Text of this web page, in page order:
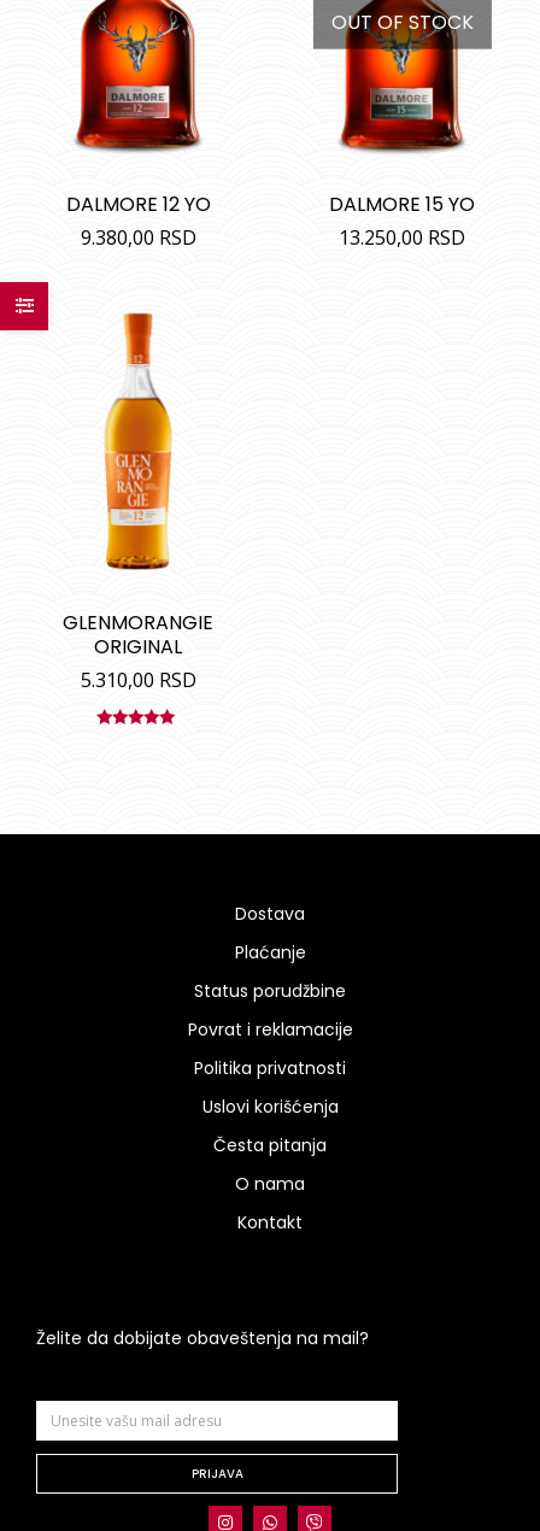
DALMORE 12 YO
9.380,00 RSD
OUT OF STOCK
DALMORE 15 YO
13.250,00 RSD
GLENMORANGIE
ORIGINAL
5.310,00 RSD
Dostava
Plaćanje
Status porudžbine
Povrat i reklamacije
Politika privatnosti
Uslovi korišćenja
Česta pitanja
O nama
Kontakt
Želite da dobijate obaveštenja na mail?
PRIJAVA